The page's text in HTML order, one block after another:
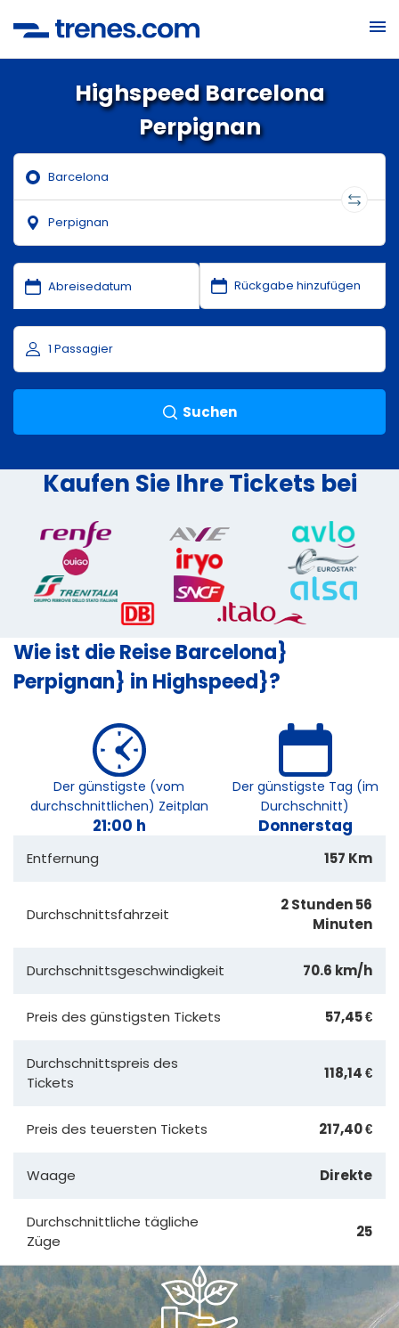
Highspeed Barcelona
Perpignan
Suchen
Kaufen Sie Ihre Tickets bei
Wie ist die Reise Barcelona}
Perpignan} in Highspeed}?
Der günstigste (vom
durchschnittlichen) Zeitplan
21:00 h
Der günstigste Tag (im
Durchschnitt)
Donnerstag
Entfernung 157 Km
Durchschnittsfahrzeit
2 Stunden 56
Minuten
Durchschnittsgeschwindigkeit 70.6 km/h
Preis des günstigsten Tickets 57,45 €
Durchschnittspreis des
Tickets
118,14 €
Preis des teuersten Tickets 217,40 €
Waage Direkte
Durchschnittliche tägliche
Züge
25